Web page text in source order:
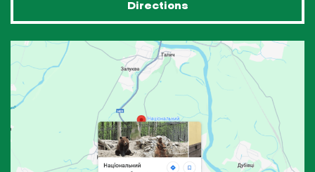
Directions